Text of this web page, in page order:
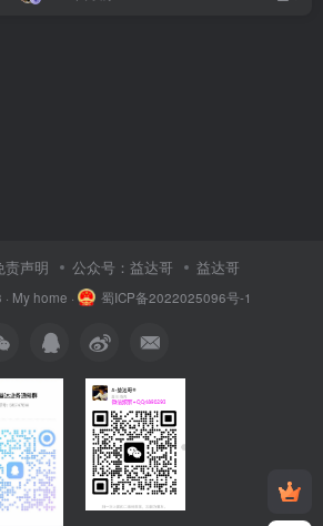
责声明 公众号：益达哥 益达哥
My home · 蜀ICP备2022025096号-1